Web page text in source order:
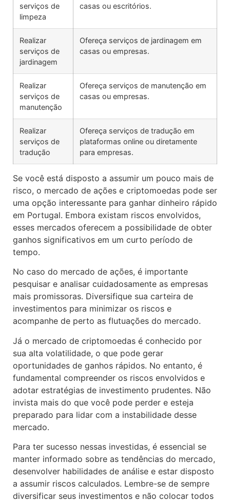
serviços de
limpeza
casas ou escritórios.
Realizar
serviços de
jardinagem
Ofereça serviços de jardinagem em
casas ou empresas.
Realizar
serviços de
manutenção
Ofereça serviços de manutenção em
casas ou empresas.
Realizar
serviços de
tradução
Ofereça serviços de tradução em
plataformas online ou diretamente
para empresas.
Se você está disposto a assumir um pouco mais de
risco, o mercado de ações e criptomoedas pode ser
uma opção interessante para ganhar dinheiro rápido
em Portugal. Embora existam riscos envolvidos,
esses mercados oferecem a possibilidade de obter
ganhos significativos em um curto período de
tempo.
No caso do mercado de ações, é importante
pesquisar e analisar cuidadosamente as empresas
mais promissoras. Diversifique sua carteira de
investimentos para minimizar os riscos e
acompanhe de perto as flutuações do mercado.
Já o mercado de criptomoedas é conhecido por
sua alta volatilidade, o que pode gerar
oportunidades de ganhos rápidos. No entanto, é
fundamental compreender os riscos envolvidos e
adotar estratégias de investimento prudentes. Não
invista mais do que você pode perder e esteja
preparado para lidar com a instabilidade desse
mercado.
Para ter sucesso nessas investidas, é essencial se
manter informado sobre as tendências do mercado,
desenvolver habilidades de análise e estar disposto
a assumir riscos calculados. Lembre-se de sempre
diversificar seus investimentos e não colocar todos